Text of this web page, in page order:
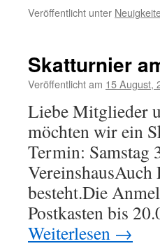
Veröffentlicht unter
Skatturnier
Veröffentlicht am 15 August,
Liebe Mitglieder
möchten wir ein
Termin: Samstag
VereinshausAuch
besteht.Die
Postkasten bis
Weiterlesen →